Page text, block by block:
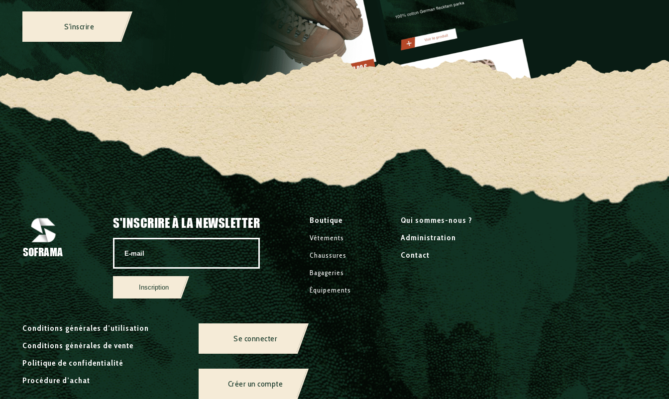
S'inscrire
SOFRAMA
S'INSCRIRE À LA NEWSLETTER
Inscription
Boutique
Vêtements
Chaussures
Bagageries
Équipements
Qui sommes-nous ?
Administration
Contact
Conditions générales d’utilisation
Conditions générales de vente
Politique de confidentialité
Procédure d’achat
Se connecter
Créer un compte